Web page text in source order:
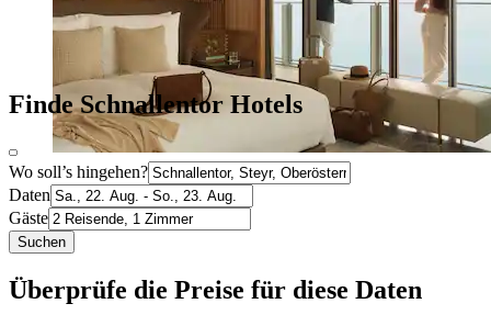
Finde Schnallentor Hotels
Wo soll’s hingehen?
Daten
Gäste
Suchen
Überprüfe die Preise für diese Daten